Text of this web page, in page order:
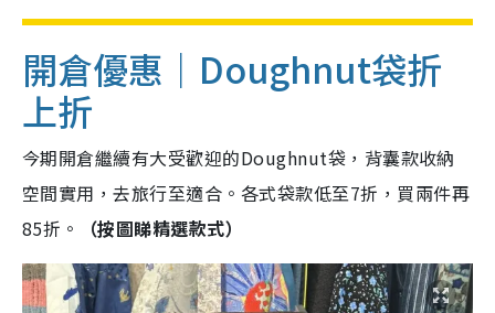
開倉優惠｜Doughnut袋折
上折
今期開倉繼續有大受歡迎的Doughnut袋，背囊款收納
空間實用，去旅行至適合。各式袋款低至7折，買兩件再
85折。
（按圖睇精選款式）